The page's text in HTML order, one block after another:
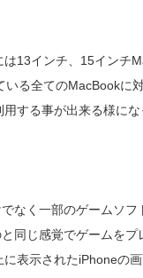
13インチ、15インチ
る全てのMacBookに
する事が出来る様にな
なく一部のゲームソ
同じ感覚でゲームを
表示されたiPhoneの